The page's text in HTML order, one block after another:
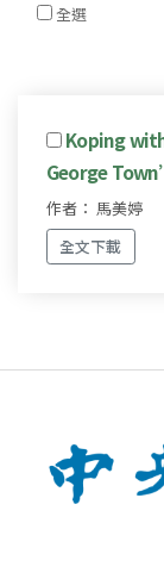
全選
Koping
George
作者： 馬美婷
全文下載